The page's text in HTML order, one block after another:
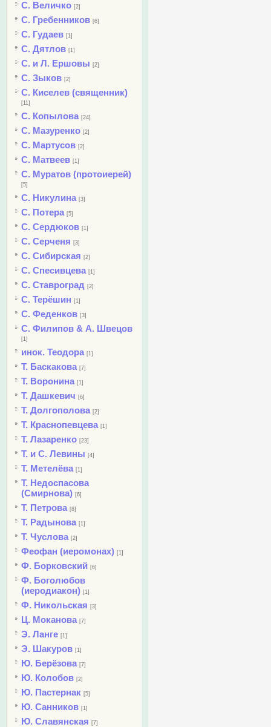
С. Величко [2]
С. Гребенников [6]
С. Гудаев [1]
С. Дятлов [1]
С. и Л. Ершовы [2]
С. Зыков [2]
С. Киселев (священник)
[11]
С. Копылова [24]
С. Мазуренко [2]
С. Мартусов [2]
С. Матвеев [1]
С. Муратов (протоиерей)
[5]
С. Никулина [3]
С. Потера [5]
С. Сердюков [1]
С. Серченя [3]
С. Сибирская [2]
С. Спесивцева [1]
С. Ставроград [2]
С. Терёшин [1]
С. Феденков [3]
С. Филипов & А. Швецов
[1]
инок. Теодора [1]
Т. Баскакова [7]
Т. Воронина [1]
Т. Дашкевич [6]
Т. Долгополова [2]
Т. Краснопевцева [1]
Т. Лазаренко [23]
Т. и С. Левины [4]
Т. Метелёва [1]
Т. Недоспасова
(Смирнова) [6]
Т. Петрова [8]
Т. Радынова [1]
Т. Чуслова [2]
Феофан (иеромонах) [1]
Ф. Борковский [6]
Ф. Боголюбов
(иеродиакон) [1]
Ф. Никольская [3]
Ц. Моканова [7]
Э. Ланге [1]
Э. Шакуров [1]
Ю. Берёзова [7]
Ю. Колобов [2]
Ю. Пастернак [5]
Ю. Санников [1]
Ю. Славянская [7]